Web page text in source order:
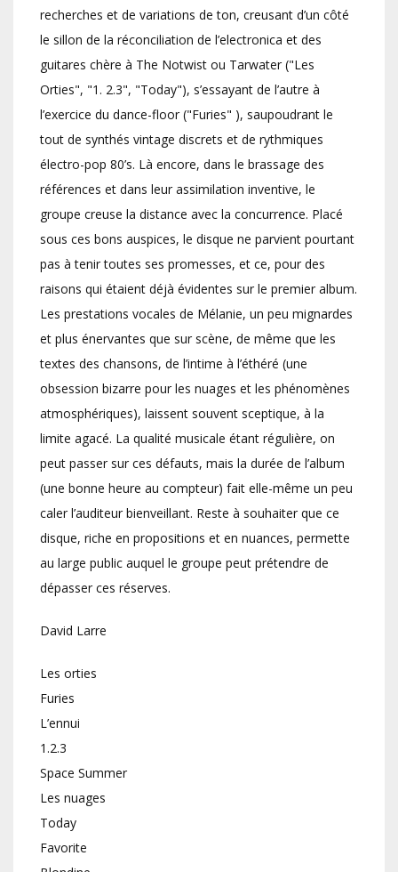
recherches et de variations de ton, creusant d’un côté
le sillon de la réconciliation de l’electronica et des
guitares chère à The Notwist ou Tarwater ("Les
Orties", "1. 2.3", "Today"), s’essayant de l’autre à
l’exercice du dance-floor ("Furies" ), saupoudrant le
tout de synthés vintage discrets et de rythmiques
électro-pop 80’s. Là encore, dans le brassage des
références et dans leur assimilation inventive, le
groupe creuse la distance avec la concurrence. Placé
sous ces bons auspices, le disque ne parvient pourtant
pas à tenir toutes ses promesses, et ce, pour des
raisons qui étaient déjà évidentes sur le premier album.
Les prestations vocales de Mélanie, un peu mignardes
et plus énervantes que sur scène, de même que les
textes des chansons, de l’intime à l’éthéré (une
obsession bizarre pour les nuages et les phénomènes
atmosphériques), laissent souvent sceptique, à la
limite agacé. La qualité musicale étant régulière, on
peut passer sur ces défauts, mais la durée de l’album
(une bonne heure au compteur) fait elle-même un peu
caler l’auditeur bienveillant. Reste à souhaiter que ce
disque, riche en propositions et en nuances, permette
au large public auquel le groupe peut prétendre de
dépasser ces réserves.
David Larre
Les orties
Furies
L’ennui
1.2.3
Space Summer
Les nuages
Today
Favorite